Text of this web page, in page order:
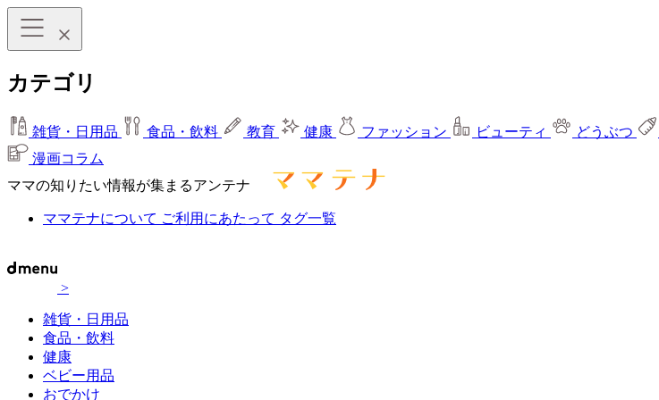
カテゴリ
雑貨・日用品 食品・飲料 教育 健康 ファッション ビューティ どうぶつ
漫画コラム
ママの知りたい情報が集まるアンテナ
ママテナについて ご利用にあたって タグ一覧
>
雑貨・日用品
食品・飲料
健康
ベビー用品
おでかけ